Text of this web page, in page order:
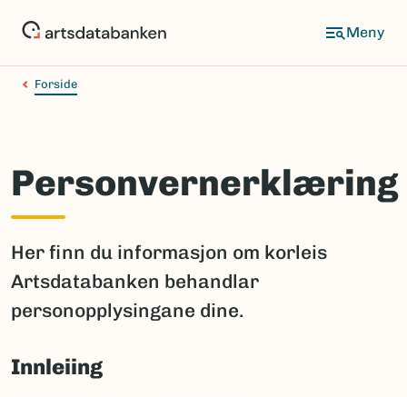
Forside
Personvernerklæring
Her finn du informasjon om korleis
Artsdatabanken behandlar
personopplysingane dine.
Innleiing